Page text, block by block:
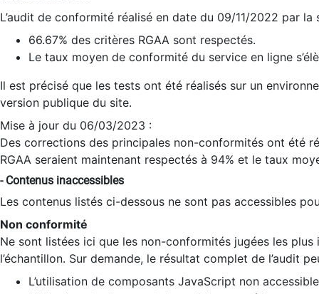
L’audit de conformité réalisé en date du 09/11/2022 par
66.67% des critères RGAA sont respectés.
Le taux moyen de conformité du service en ligne
Il est précisé que les tests ont été réalisés sur un
version publique du site.
Mise à jour du 06/03/2023 :
Des corrections des principales non-conformités ont été
RGAA seraient maintenant respectés à 94% et le taux
- Contenus inaccessibles
Les contenus listés ci-dessous ne sont pas accessibles
Non conformité
Ne sont listées ici que les non-conformités jugées les
l’échantillon. Sur demande, le résultat complet de l’audit
L’utilisation de composants JavaScript non